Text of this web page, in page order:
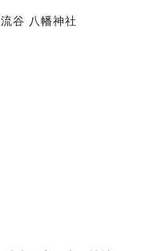
流谷 八幡神社